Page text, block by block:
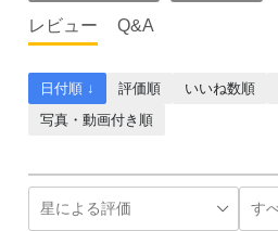
レビュー Q&A
日付順 ↓ 評価順 いいね数順
写真・動画付き順